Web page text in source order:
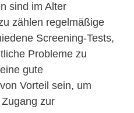
sind im Alter
zählen regelmäßige
Screening-Tests,
Probleme zu
gute
von Vorteil sein, um
zur